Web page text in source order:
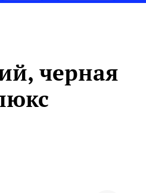
черная